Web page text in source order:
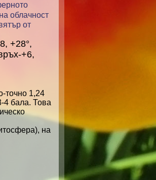
облачност
от
+28°,
+6,
точно 1,24
4 бала. Това
), на